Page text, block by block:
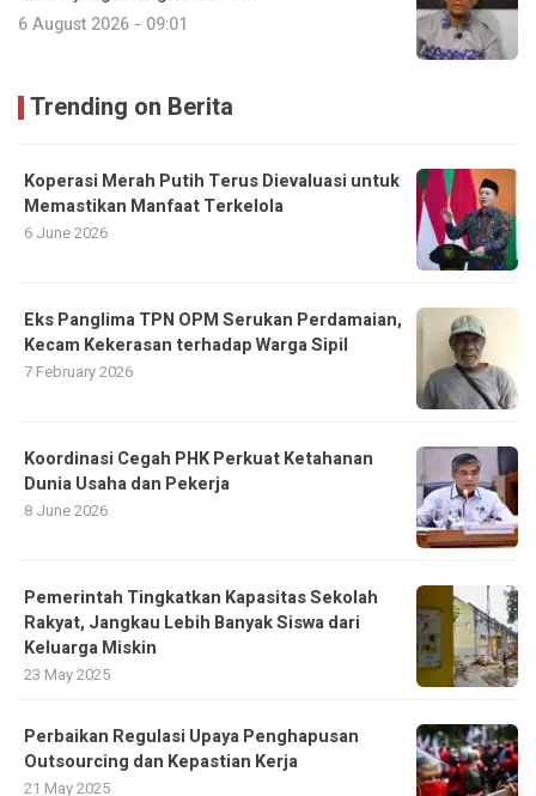
6 August 2026 - 09:01
Trending on Berita
Koperasi Merah Putih Terus Dievaluasi untuk
Memastikan Manfaat Terkelola
6 June 2026
Eks Panglima TPN OPM Serukan Perdamaian,
Kecam Kekerasan terhadap Warga Sipil
7 February 2026
Koordinasi Cegah PHK Perkuat Ketahanan
Dunia Usaha dan Pekerja
8 June 2026
Pemerintah Tingkatkan Kapasitas Sekolah
Rakyat, Jangkau Lebih Banyak Siswa dari
Keluarga Miskin
23 May 2025
Perbaikan Regulasi Upaya Penghapusan
Outsourcing dan Kepastian Kerja
21 May 2025